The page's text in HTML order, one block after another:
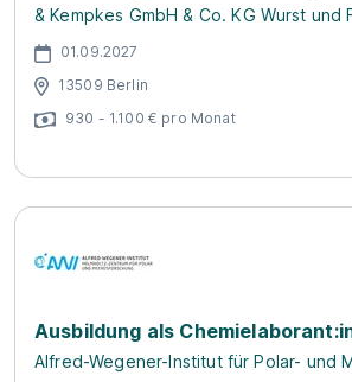
& Kempkes GmbH & Co. KG Wurst und
01.09.2027
13509 Berlin
930 - 1.100 € pro Monat
Ausbildung als
Alfred-Wegener-Institut für Polar- und